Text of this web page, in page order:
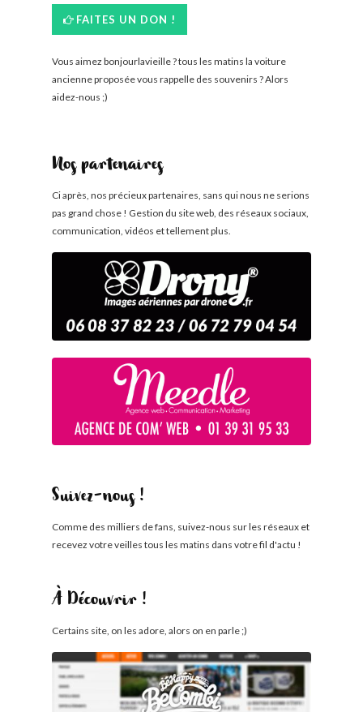
FAITES UN DON !
Vous aimez bonjourlavieille ? tous les matins la voiture
ancienne proposée vous rappelle des souvenirs ? Alors
aidez-nous ;)
Nos partenaires
Ci après, nos précieux partenaires, sans qui nous ne serions
pas grand chose ! Gestion du site web, des réseaux sociaux,
communication, vidéos et tellement plus.
Suivez-nous !
Comme des milliers de fans, suivez-nous sur les réseaux et
recevez votre veilles tous les matins dans votre fil d'actu !
À Découvrir !
Certains site, on les adore, alors on en parle ;)